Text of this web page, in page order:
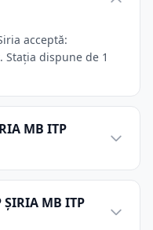
acceptă:
dispune de 1
MB ITP
MB ITP